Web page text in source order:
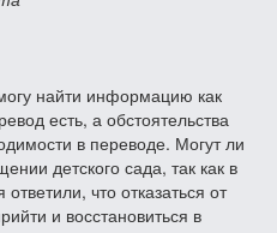
найти информацию как
есть, а обстоятельства
в переводе. Могут ли
детского сада, так как в
что отказаться от
и восстановиться в